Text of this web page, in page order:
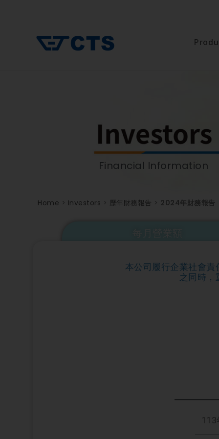
Financial Information
Home > Investors > 歷年財務報告 > 2024年財務報告
本公司履行企業社會
之同時，
113